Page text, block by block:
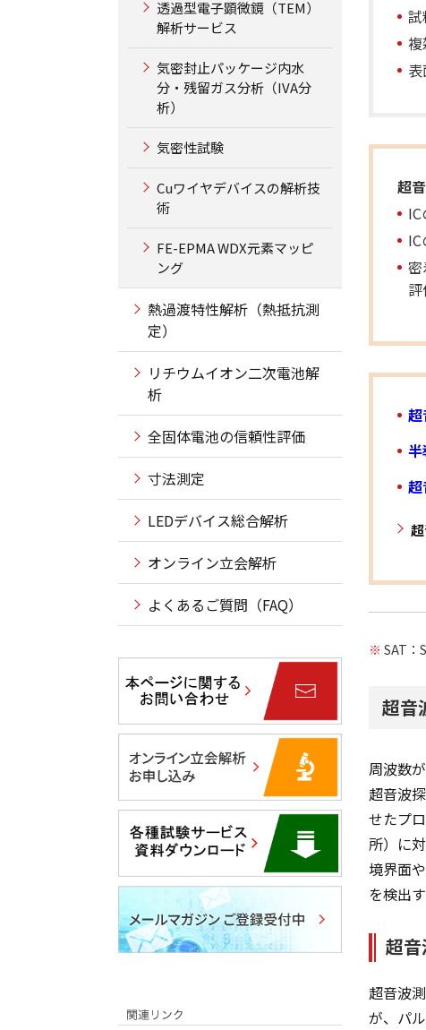
超
※ SAT
超音
周波数
超音波
せたプ
所）に
境界面
を検出
超
超音波
が、パ
透過型電子顕微鏡（TEM）
解析サービス
気密封止パッケージ内水
分・残留ガス分析（IVA分
析）
気密性試験
Cuワイヤデバイスの解析技
術
FE-EPMA WDX元素マッピ
ング
熱過渡特性解析（熱抵抗測
定）
リチウムイオン二次電池解
析
全固体電池の信頼性評価
寸法測定
LEDデバイス総合解析
オンライン立会解析
よくあるご質問（FAQ）